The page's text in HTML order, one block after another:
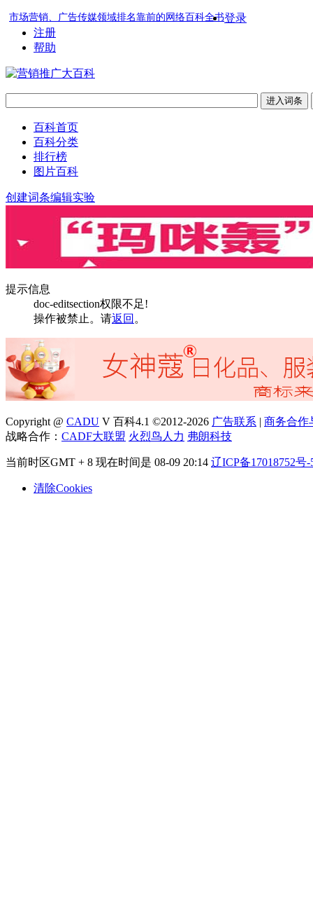
市场营销、广告传媒领域排名靠前的网络百科全书登录
注册
帮助
百科首页
百科分类
排行榜
图片百科
创建词条编辑实验
提示信息
doc-editsection权限不足!
操作被禁止。请返回 。
Copyright @ CADU V 百科4.1 ©2012-2026 广告联系 | 商务合作
战略合作： CADF大联盟 火烈鸟人力 弗朗科技
当前时区GMT + 8 现在时间是 08-09 20:14 辽ICP备17018752号-
清除Cookies